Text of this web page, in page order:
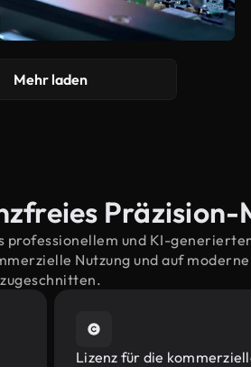
Mehr laden
professionellem und KI-
Nutzung und auf
zugeschnitten.
Lizenz für die